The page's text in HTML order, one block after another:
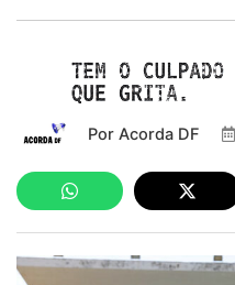
Por Acorda DF